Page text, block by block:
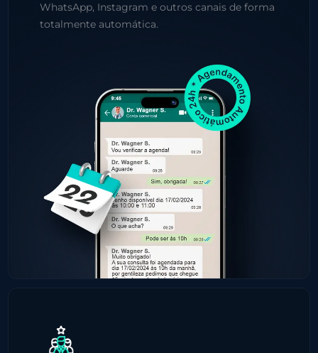
WhatsApp, Instagram e outros canais de forma
totalmente automática.